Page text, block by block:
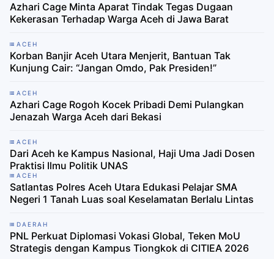
Azhari Cage Minta Aparat Tindak Tegas Dugaan
Kekerasan Terhadap Warga Aceh di Jawa Barat
ACEH
Korban Banjir Aceh Utara Menjerit, Bantuan Tak
Kunjung Cair: “Jangan Omdo, Pak Presiden!”
ACEH
Azhari Cage Rogoh Kocek Pribadi Demi Pulangkan
Jenazah Warga Aceh dari Bekasi
ACEH
Dari Aceh ke Kampus Nasional, Haji Uma Jadi Dosen
Praktisi Ilmu Politik UNAS
ACEH
Satlantas Polres Aceh Utara Edukasi Pelajar SMA
Negeri 1 Tanah Luas soal Keselamatan Berlalu Lintas
DAERAH
PNL Perkuat Diplomasi Vokasi Global, Teken MoU
Strategis dengan Kampus Tiongkok di CITIEA 2026